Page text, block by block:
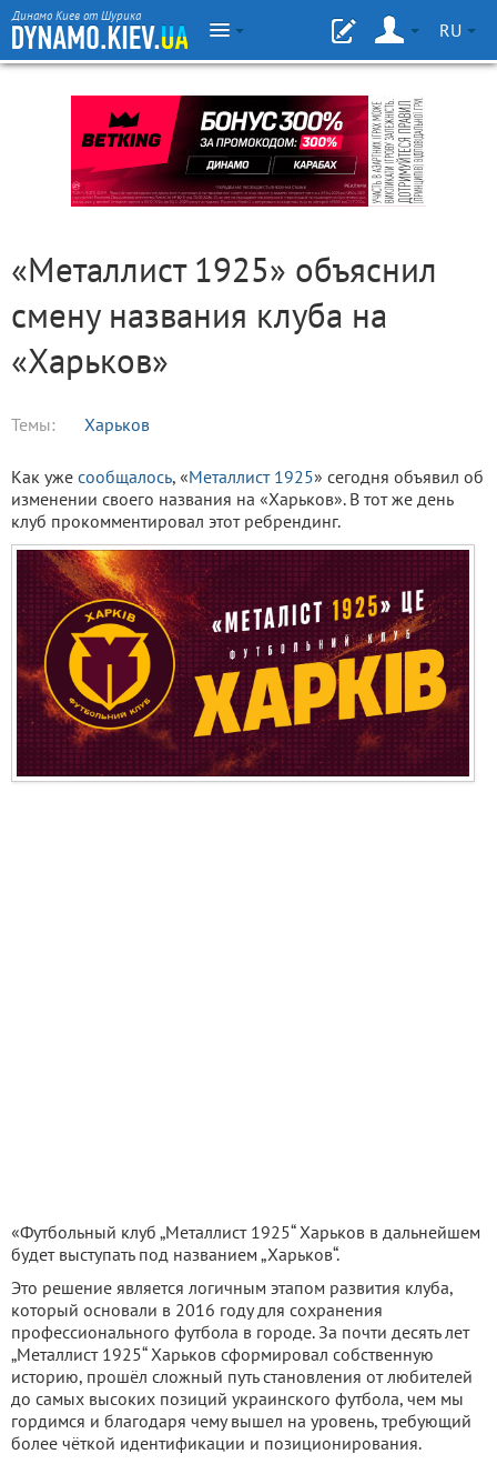
Динамо Киев от Шурика
RU
«Металлист 1925» объяснил
смену названия клуба на
«Харьков»
Темы: Харьков
Как уже сообщалось, «Металлист 1925» сегодня объявил об
изменении своего названия на «Харьков». В тот же день
клуб прокомментировал этот ребрендинг.
«Футбольный клуб „Металлист 1925“ Харьков в дальнейшем
будет выступать под названием „Харьков“.
Это решение является логичным этапом развития клуба,
который основали в 2016 году для сохранения
профессионального футбола в городе. За почти десять лет
„Металлист 1925“ Харьков сформировал собственную
историю, прошёл сложный путь становления от любителей
до самых высоких позиций украинского футбола, чем мы
гордимся и благодаря чему вышел на уровень, требующий
более чёткой идентификации и позиционирования.